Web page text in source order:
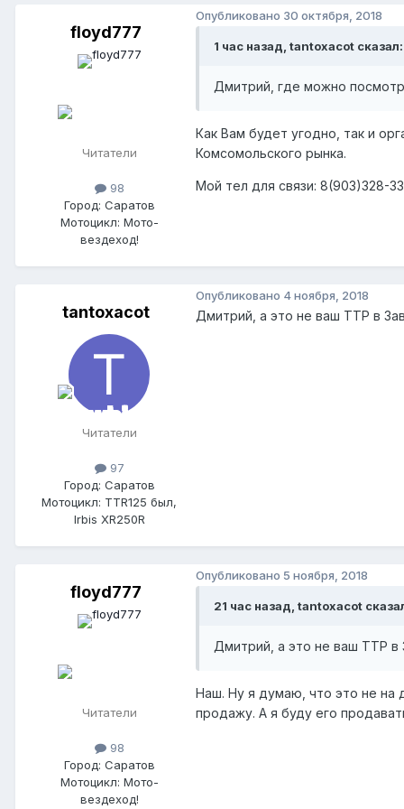
floyd777
Читатели
98
Город: Саратов
Мотоцикл: Мото-
вездеход!
Опубликовано 30 октября, 2018
1 час назад, tantoxacot сказал:
Дмитрий, где можно
Как Вам будет угодно, так и
Комсомольского рынка.
Мой тел для связи: 8(903)328-
tantoxacot
Читатели
97
Город: Саратов
Мотоцикл: TTR125 был,
Irbis XR250R
Опубликовано 4 ноября, 2018
Дмитрий, а это не ваш ТТР в
floyd777
Читатели
98
Город: Саратов
Мотоцикл: Мото-
вездеход!
Опубликовано 5 ноября, 2018
21 час назад, tantoxacot
Дмитрий, а это не ваш ТТР в
Наш. Ну я думаю, что это не на
продажу. А я буду его